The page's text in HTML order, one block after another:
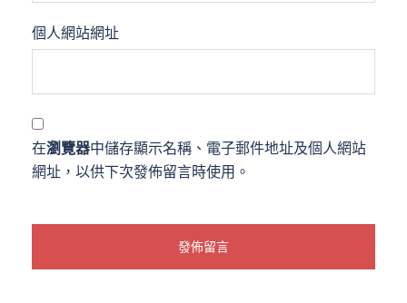
個人網站網址
在瀏覽器中儲存顯示名稱、電子郵件地址及個人網站
網址，以供下次發佈留言時使用。